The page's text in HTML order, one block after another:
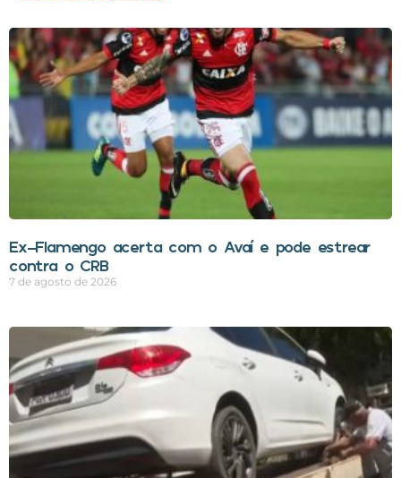
Ex-Flamengo acerta com o Avaí e pode estrear
contra o CRB
7 de agosto de 2026